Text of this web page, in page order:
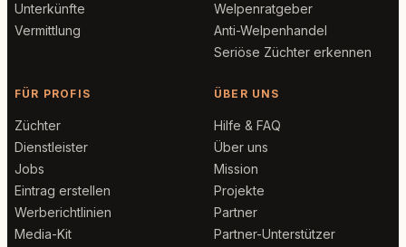
Unterkünfte
Vermittlung
Welpenratgeber
Anti-Welpenhandel
Seriöse Züchter erkennen
FÜR PROFIS
Züchter
Dienstleister
Jobs
Eintrag erstellen
Werberichtlinien
Media-Kit
ÜBER UNS
Hilfe & FAQ
Über uns
Mission
Projekte
Partner
Partner-Unterstützer